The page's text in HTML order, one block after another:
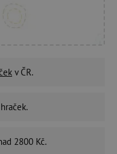
v ČR.
2800 Kč.